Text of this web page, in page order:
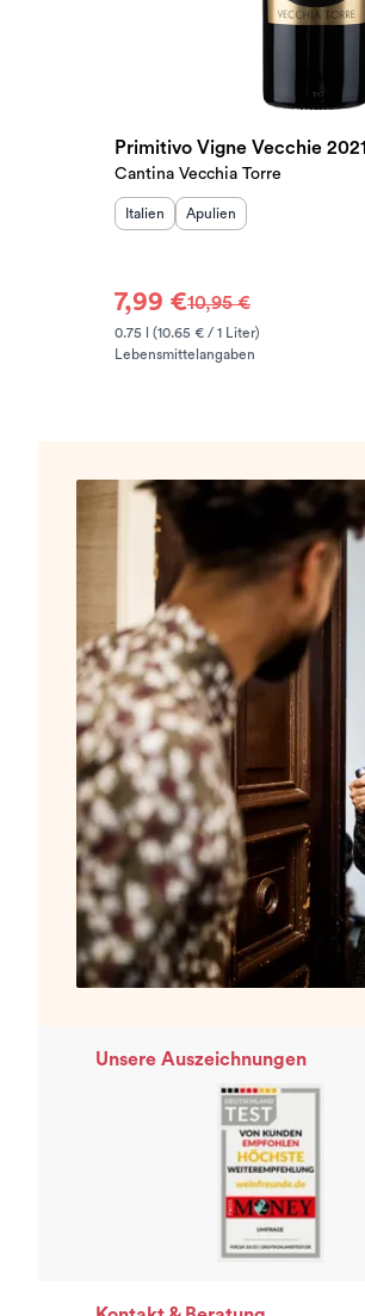
Primitivo Vigne Vecchie 2021
Cantina Vecchia Torre
Herkunftsland:
Italien Herkunftsregion
Apulien
7,99 €10,95 €
0.75 l (10.65 € / 1 Liter)
Lebensmittelangaben
Unsere Auszeichnungen